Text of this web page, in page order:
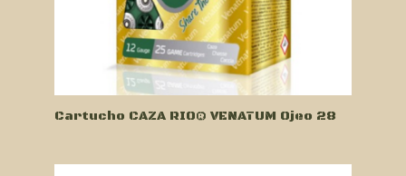
Cartucho CAZA RIO® VENATUM Ojeo 28